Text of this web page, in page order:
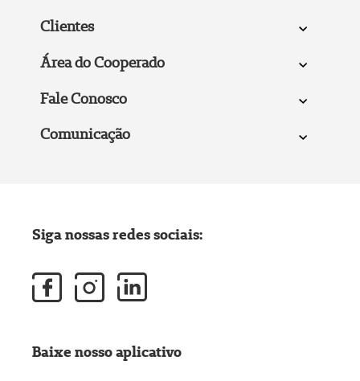
Clientes
Área do Cooperado
Fale Conosco
Comunicação
Siga nossas redes sociais:
Baixe nosso aplicativo